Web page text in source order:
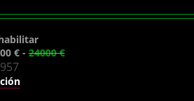
€ -24000 €